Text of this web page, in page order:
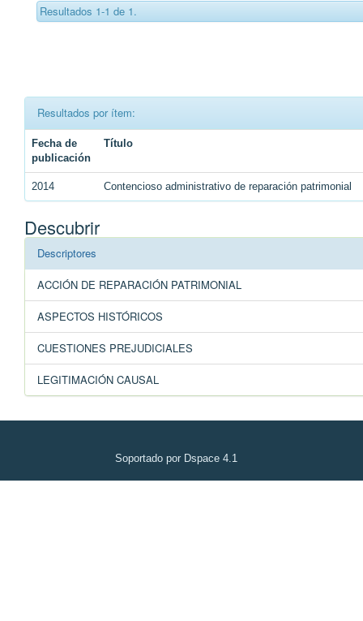
Resultados 1-1 de 1.
Resultados por ítem:
Fecha de
publicación
Título
2014 Contencioso administrativo de reparación patrimonial
Descubrir
Descriptores
ACCIÓN DE REPARACIÓN PATRIMONIAL
ASPECTOS HISTÓRICOS
CUESTIONES PREJUDICIALES
LEGITIMACIÓN CAUSAL
Soportado por Dspace 4.1